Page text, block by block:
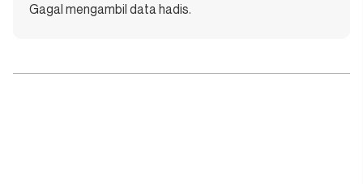
Gagal mengambil data hadis.